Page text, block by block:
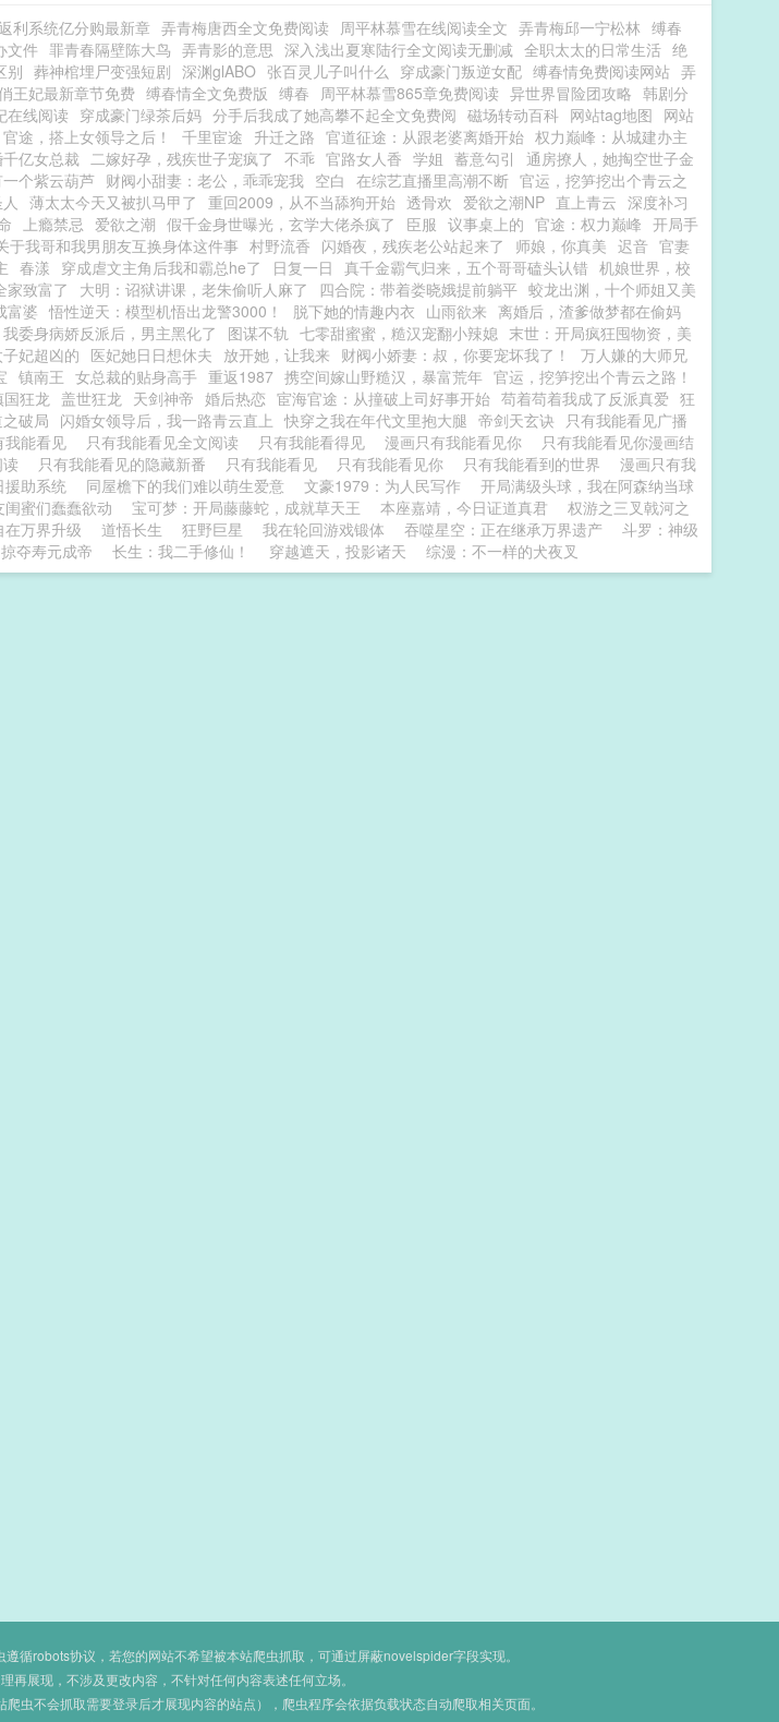
利系统亿分购最新章 弄青梅唐西全文免费阅读 周平林慕雪在线阅读全文 弄青梅邱一宁松林 缚春
文件 罪青春隔壁陈大鸟 弄青影的意思 深入浅出夏寒陆行全文阅读无删减 全职太太的日常生活 绝
别 葬神棺埋尸变强短剧 深渊glABO 张百灵儿子叫什么 穿成豪门叛逆女配 缚春情免费阅读网站 弄
王妃最新章节免费 缚春情全文免费版 缚春 周平林慕雪865章免费阅读 异世界冒险团攻略 韩剧分
在线阅读 穿成豪门绿茶后妈 分手后我成了她高攀不起全文免费阅 磁场转动百科 网站tag地图 网站
官途，搭上女领导之后！ 千里宦途 升迁之路 官道征途：从跟老婆离婚开始 权力巅峰：从城建办主
亿女总裁 二嫁好孕，残疾世子宠疯了 不乖 官路女人香 学姐 蓄意勾引
通房撩人，她掏空世子金
个紫云葫芦 财阀小甜妻：老公，乖乖宠我 空白 在综艺直播里高潮不断 官运，挖笋挖出个青云之
薄太太今天又被扒马甲了 重回2009，从不当舔狗开始 透骨欢 爱欲之潮NP 直上青云 深度补习
上瘾禁忌 爱欲之潮 假千金身世曝光，玄学大佬杀疯了 臣服 议事桌上的 官途：权力巅峰 开局手
于我哥和我男朋友互换身体这件事 村野流香 闪婚夜，残疾老公站起来了 师娘，你真美 迟音 官妻
春漾 穿成虐文主角后我和霸总he了 日复一日 真千金霸气归来，五个哥哥磕头认错 机娘世界，校
家致富了 大明：诏狱讲课，老朱偷听人麻了 四合院：带着娄晓娥提前躺平 蛟龙出渊，十个师姐又美
富婆 悟性逆天：模型机悟出龙警3000！ 脱下她的情趣内衣 山雨欲来 离婚后，渣爹做梦都在偷妈
我委身病娇反派后，男主黑化了 图谋不轨 七零甜蜜蜜，糙汉宠翻小辣媳 末世：开局疯狂囤物资，美
妃超凶的 医妃她日日想休夫 放开她，让我来 财阀小娇妻：叔，你要宠坏我了！
万人嫌的大师兄
镇南王 女总裁的贴身高手 重返1987 携空间嫁山野糙汉，暴富荒年 官运，挖笋挖出个青云之路！
国狂龙 盖世狂龙 天剑神帝 婚后热恋 宦海官途：从撞破上司好事开始 苟着苟着我成了反派真爱 狂
破局 闪婚女领导后，我一路青云直上 快穿之我在年代文里抱大腿 帝剑天玄诀
只有我能看见广播
我能看见 只有我能看见全文阅读 只有我能看得见 漫画只有我能看见你
只有我能看见你漫画结
只有我能看见的隐藏新番 只有我能看见 只有我能看见你 只有我能看到的世界
漫画只有我
援助系统 同屋檐下的我们难以萌生爱意 文豪1979：为人民写作
开局满级头球，我在阿森纳当球
蜜们蠢蠢欲动 宝可梦：开局藤藤蛇，成就草天王 本座嘉靖，今日证道真君
权游之三叉戟河之
万界升级 道悟长生 狂野巨星 我在轮回游戏锻体 吞噬星空：正在继承万界遗产
斗罗：神级
夺寿元成帝 长生：我二手修仙！ 穿越遮天，投影诸天 综漫：不一样的犬夜叉
循robots协议，若您的网站不希望被本站爬虫抓取，可通过屏蔽novelspider字段实现。
再展现，不涉及更改内容，不针对任何内容表述任何立场。
虫不会抓取需要登录后才展现内容的站点），爬虫程序会依据负载状态自动爬取相关页面。